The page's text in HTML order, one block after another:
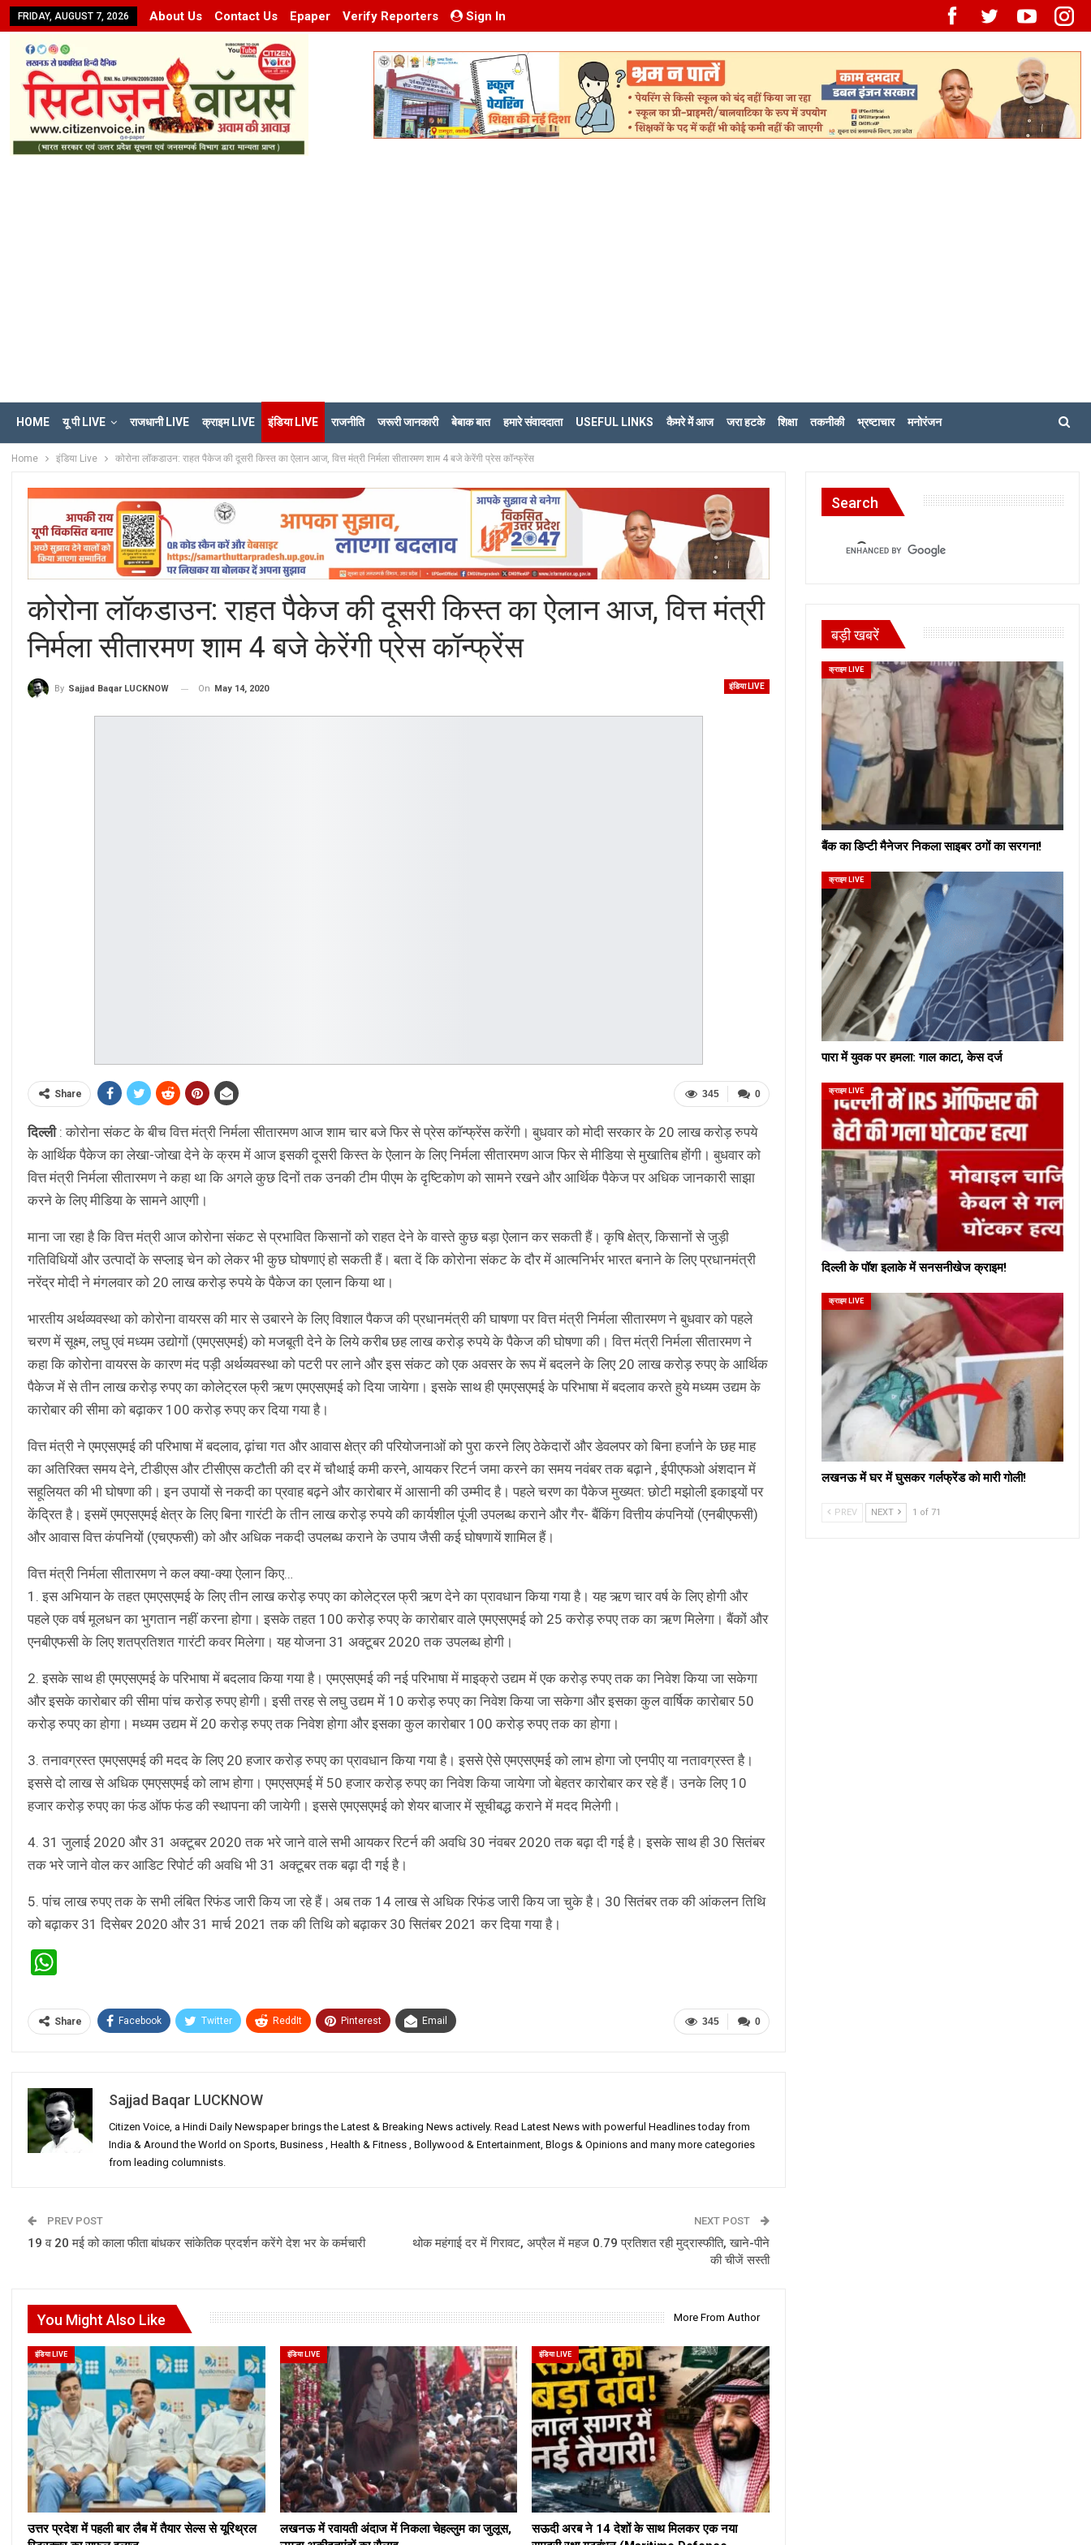
FRIDAY, AUGUST 7, 2026 About Us Contact Us Epaper Verify Reporters Sign In
HOME यू पी LIVE राजधानी LIVE क्राइम LIVE इंडिया LIVE राजनीति जरूरी जानकारी बेबाक बात हमारे संवाददाता USEFUL LINKS कैमरे में आज जरा हटके शिक्षा तकनीकी भ्रष्टाचार मनोरंजन
Home इंडिया Live कोरोना लॉकडाउन: राहत पैकेज की दूसरी किस्त का ऐलान आज, वित्त मंत्री निर्मला सीतारमण शाम 4 बजे केरेंगी प्रेस कॉन्फ्रेंस
कोरोना लॉकडाउन: राहत पैकेज की दूसरी किस्त का ऐलान आज, वित्त मंत्री
निर्मला सीतारमण शाम 4 बजे केरेंगी प्रेस कॉन्फ्रेंस
इंडिया LIVE
By Sajjad Baqar LUCKNOW On May 14, 2020
0
345
Share
दिल्ली: कोरोना संकट के बीच वित्त मंत्री निर्मला सीतारमण आज शाम चार बजे फिर से प्रेस कॉन्फ्रेंस करेंगी। बुधवार को मोदी सरकार के 20 लाख करोड़ रुपये
के आर्थिक पैकेज का लेखा-जोखा देने के क्रम में आज इसकी दूसरी किस्त के ऐलान के लिए निर्मला सीतारमण आज फिर से मीडिया से मुखातिब होंगी। बुधवार को
वित्त मंत्री निर्मला सीतारमण ने कहा था कि अगले कुछ दिनों तक उनकी टीम पीएम के दृष्टिकोण को सामने रखने और आर्थिक पैकेज पर अधिक जानकारी साझा
करने के लिए मीडिया के सामने आएगी।
माना जा रहा है कि वित्त मंत्री आज कोरोना संकट से प्रभावित किसानों को राहत देने के वास्ते कुछ बड़ा ऐलान कर सकती हैं। कृषि क्षेत्र, किसानों से जुड़ी
गतिविधियों और उत्पादों के सप्लाइ चेन को लेकर भी कुछ घोषणाएं हो सकती हैं। बता दें कि कोरोना संकट के दौर में आत्मनिर्भर भारत बनाने के लिए प्रधानमंत्री
नरेंद्र मोदी ने मंगलवार को 20 लाख करोड़ रुपये के पैकेज का एलान किया था।
भारतीय अर्थव्यवस्था को कोरोना वायरस की मार से उबारने के लिए विशाल पैकज की प्रधानमंत्री की घाषणा पर वित्त मंत्री निर्मला सीतारमण ने बुधवार को पहले
चरण में सूक्ष्म, लघु एवं मध्यम उद्योगों (एमएसएमई) को मजबूती देने के लिये करीब छह लाख करोड़ रुपये के पैकेज की घोषणा की। वित्त मंत्री निर्मला सीतारमण ने
कहा कि कोरोना वायरस के कारण मंद पड़ी अर्थव्यवस्था को पटरी पर लाने और इस संकट को एक अवसर के रूप में बदलने के लिए 20 लाख करोड़ रुपए के आर्थिक
पैकेज में से तीन लाख करोड़ रुपए का कोलेट्रल फ्री ऋण एमएसएमई को दिया जायेगा। इसके साथ ही एमएसएमई के परिभाषा में बदलाव करते हुये मध्यम उद्यम के
कारोबार की सीमा को बढ़ाकर 100 करोड़ रुपए कर दिया गया है।
वित्त मंत्री ने एमएसएमई की परिभाषा में बदलाव, ढ़ांचा गत और आवास क्षेत्र की परियोजनाओं को पुरा करने लिए ठेकेदारों और डेवलपर को बिना हर्जाने के छह माह
का अतिरिक्त समय देने, टीडीएस और टीसीएस कटौती की दर में चौथाई कमी करने, आयकर रिटर्न जमा करने का समय नवंबर तक बढ़ाने , ईपीएफओ अंशदान में
सहूलियत की भी घोषणा की। इन उपायों से नकदी का प्रवाह बढ़ने और कारोबार में आसानी की उम्मीद है। पहले चरण का पैकेज मुख्यत: छोटी मझोली इकाइयों पर
केंद्रित है। इसमें एमएसएमई क्षेत्र के लिए बिना गारंटी के तीन लाख करोड़ रुपये की कार्यशील पूंजी उपलब्ध कराने और गैर- बैंकिंग वित्तीय कंपनियों (एनबीएफसी)
और आवास वित्त कंपनियों (एचएफसी) को और अधिक नकदी उपलब्ध कराने के उपाय जैसी कई घोषणायें शामिल हैं।
वित्त मंत्री निर्मला सीतारमण ने कल क्या-क्या ऐलान किए…
1. इस अभियान के तहत एमएसएमई के लिए तीन लाख करोड़ रुपए का कोलेट्रल फ्री ऋण देने का प्रावधान किया गया है। यह ऋण चार वर्ष के लिए होगी और
पहले एक वर्ष मूलधन का भुगतान नहीं करना होगा। इसके तहत 100 करोड़ रुपए के कारोबार वाले एमएसएमई को 25 करोड़ रुपए तक का ऋण मिलेगा। बैंकों और
एनबीएफसी के लिए शतप्रतिशत गारंटी कवर मिलेगा। यह योजना 31 अक्टूबर 2020 तक उपलब्ध होगी।
2. इसके साथ ही एमएसएमई के परिभाषा में बदलाव किया गया है। एमएसएमई की नई परिभाषा में माइक्रो उद्यम में एक करोड़ रुपए तक का निवेश किया जा सकेगा
और इसके कारोबार की सीमा पांच करोड़ रुपए होगी। इसी तरह से लघु उद्यम में 10 करोड़ रुपए का निवेश किया जा सकेगा और इसका कुल वार्षिक कारोबार 50
करोड़ रुपए का होगा। मध्यम उद्यम में 20 करोड़ रुपए तक निवेश होगा और इसका कुल कारोबार 100 करोड़ रुपए तक का होगा।
3. तनावग्रस्त एमएसएमई की मदद के लिए 20 हजार करोड़ रुपए का प्रावधान किया गया है। इससे ऐसे एमएसएमई को लाभ होगा जो एनपीए या नतावग्रस्त है।
इससे दो लाख से अधिक एमएसएमई को लाभ होगा। एमएसएमई में 50 हजार करोड़ रुपए का निवेश किया जायेगा जो बेहतर कारोबार कर रहे हैं। उनके लिए 10
हजार करोड़ रुपए का फंड ऑफ फंड की स्थापना की जायेगी। इससे एमएसएमई को शेयर बाजार में सूचीबद्ध कराने में मदद मिलेगी।
4. 31 जुलाई 2020 और 31 अक्टूबर 2020 तक भरे जाने वाले सभी आयकर रिटर्न की अवधि 30 नंवबर 2020 तक बढ़ा दी गई है। इसके साथ ही 30 सितंबर
तक भरे जाने वोल कर आडिट रिपोर्ट की अवधि भी 31 अक्टूबर तक बढ़ा दी गई है।
5. पांच लाख रुपए तक के सभी लंबित रिफंड जारी किय जा रहे हैं। अब तक 14 लाख से अधिक रिफंड जारी किय जा चुके है। 30 सितंबर तक की आंकलन तिथि
को बढ़ाकर 31 दिसेबर 2020 और 31 मार्च 2021 तक की तिथि को बढ़ाकर 30 सितंबर 2021 कर दिया गया है।
0
345
Share Facebook Twitter ReddIt Pinterest Email
Sajjad Baqar LUCKNOW
Citizen Voice, a Hindi Daily Newspaper brings the Latest & Breaking News actively. Read Latest News with powerful Headlines today from
India & Around the World on Sports, Business , Health & Fitness , Bollywood & Entertainment, Blogs & Opinions and many more categories
from leading columnists.
PREV POST
19 व 20 मई को काला फीता बांधकर सांकेतिक प्रदर्शन करेंगे देश भर के कर्मचारी
NEXT POST
थोक महंगाई दर में गिरावट, अप्रैल में महज 0.79 प्रतिशत रही मुद्रास्फीति, खाने-पीने
की चीजें सस्ती
You Might Also Like More From Author
इंडिया LIVE
उत्तर प्रदेश में पहली बार लैब में तैयार सेल्स से यूरिथ्रल
इंडिया LIVE
लखनऊ में रवायती अंदाज में निकला चेहल्लुम का जुलूस,
इंडिया LIVE
सऊदी अरब ने 14 देशों के साथ मिलकर एक नया
Search
बड़ी खबरें
क्राइम LIVE
बैंक का डिप्टी मैनेजर निकला साइबर ठगों का सरगना!
क्राइम LIVE
पारा में युवक पर हमला: गाल काटा, केस दर्ज
क्राइम LIVE
दिल्ली के पॉश इलाके में सनसनीखेज क्राइम!
क्राइम LIVE
लखनऊ में घर में घुसकर गर्लफ्रेंड को मारी गोली!
PREV NEXT 1 of 71